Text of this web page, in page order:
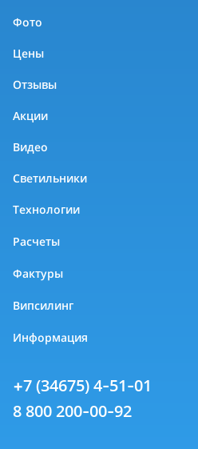
Фото
Цены
Отзывы
Акции
Видео
Светильники
Технологии
Расчеты
Фактуры
Випсилинг
Информация
+7 (34675) 4-51-01
8 800 200-00-92